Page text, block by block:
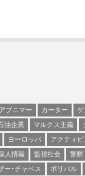
ブニマー カーター ゲ
油企業 マルクス主義
ヨーロッパ アクティビ
人情報 監視社会 警察
ー･チャベス ボリバル